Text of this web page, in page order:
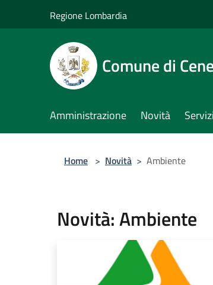
Regione Lombardia
Comune di Cene
Amministrazione Novità Servizi
Home > Novità > Ambiente
Novità: Ambiente